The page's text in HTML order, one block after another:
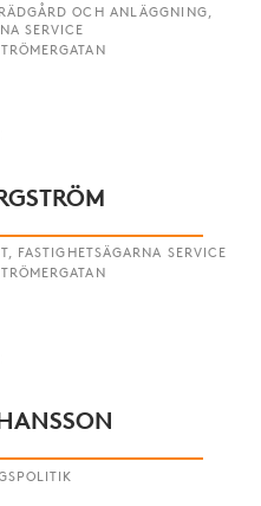
OCH ANLÄGGNING,
SERVICE
FASTIGHETSÄGARNA SERVICE